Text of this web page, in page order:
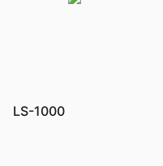
LS-1000